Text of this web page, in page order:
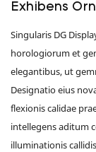
Exhibens
Singularis DG
horologiorum et
elegantibus, ut
Designatio eius
flexionis calidae
intellegens aditum
illuminationis